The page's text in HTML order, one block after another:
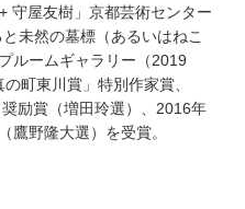
守屋友樹」京都芸術センター
未然の墓標（あるいはねこ
ルームギャラリー（2019
町東川賞」特別作家賞、
励賞（増田玲選）、2016年
鷹野隆大選）を受賞。